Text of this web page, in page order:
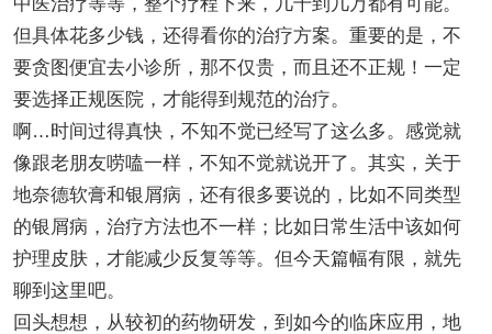
但具体花多少钱，还得看你的治疗方案。重要的是，不
要贪图便宜去小诊所，那不仅贵，而且还不正规！一定
要选择正规医院，才能得到规范的治疗。
啊…时间过得真快，不知不觉已经写了这么多。感觉就
像跟老朋友唠嗑一样，不知不觉就说开了。其实，关于
地奈德软膏和银屑病，还有很多要说的，比如不同类型
的银屑病，治疗方法也不一样；比如日常生活中该如何
护理皮肤，才能减少反复等等。但今天篇幅有限，就先
聊到这里吧。
回头想想，从较初的药物研发，到如今的临床应用，地